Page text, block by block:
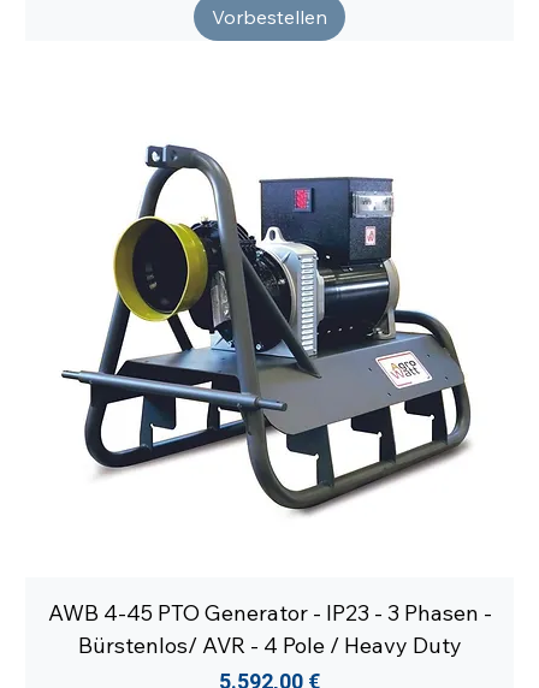
Vorbestellen
AWB 4-45 PTO Generator - IP23 - 3 Phasen -
Bürstenlos/ AVR - 4 Pole / Heavy Duty
Preis
5.592,00 €